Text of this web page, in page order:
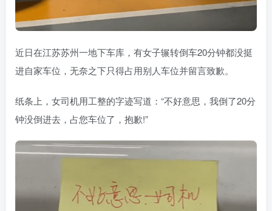
近日在江苏苏州一地下车库，有女子辗转倒车20分钟都没挺
进自家车位，无奈之下只得占用别人车位并留言致歉。
纸条上，女司机用工整的字迹写道：“不好意思，我倒了20分
钟没倒进去，占您车位了，抱歉!”